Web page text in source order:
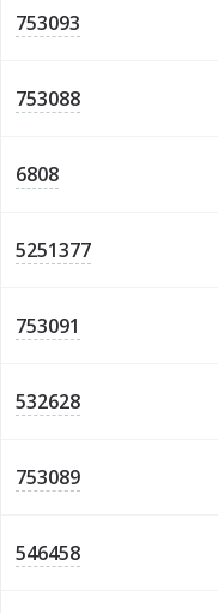
753093
753088
6808
5251377
753091
532628
753089
546458